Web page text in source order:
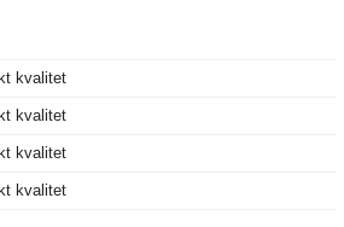
kvalitet
kvalitet
kvalitet
kvalitet